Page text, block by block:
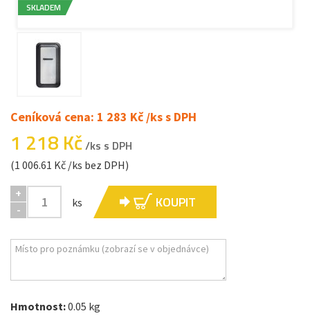
SKLADEM
Ceníková cena: 1 283 Kč /ks s DPH
1 218 Kč/ks s DPH
(1 006.61 Kč /ks bez DPH)
+
-
ks KOUPIT
Hmotnost:0.05 kg